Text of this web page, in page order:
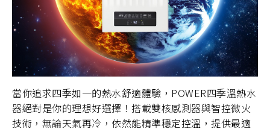
當你追求四季如一的熱水舒適體驗，POWER四季溫熱水
器絕對是你的理想好選擇！搭載雙核感測器與智控微火
技術，無論天氣再冷，依然能精準穩定控溫，提供最適